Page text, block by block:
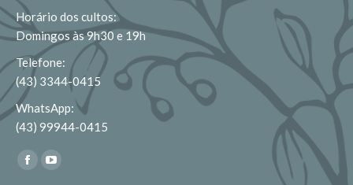
Horário dos cultos:
Domingos às 9h30 e 19h
Telefone:
(43) 3344-0415
WhatsApp:
(43) 99944-0415
Encontre-nos em:
Facebook